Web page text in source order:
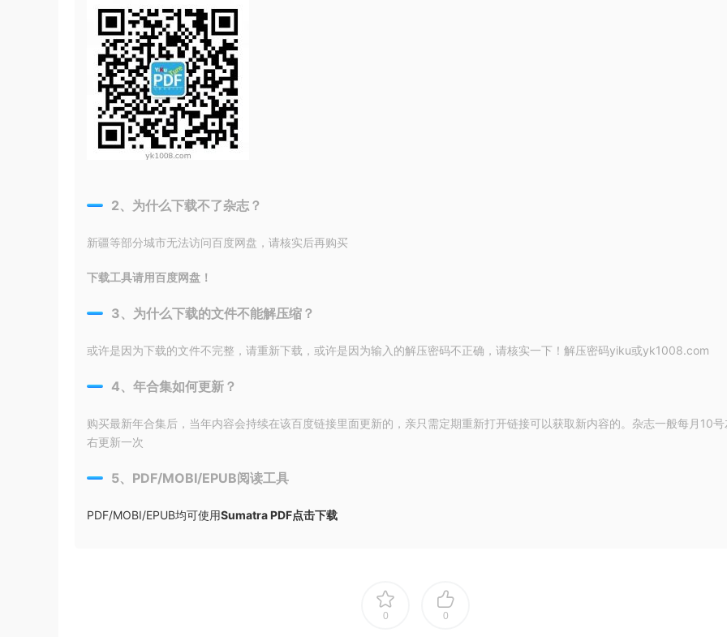
2、为什么下载不了杂志？
新疆等部分城市无法访问百度网盘，请核实后再购买
下载工具请用百度网盘！
3、为什么下载的文件不能解压缩？
或许是因为下载的文件不完整，请重新下载，或许是因为输入的解压密码不正确，请核实一下！解压密码yiku或yk1008.com
4、年合集如何更新？
购买最新年合集后，当年内容会持续在该百度链接里面更新的，亲只需定期重新打开链接可以获取新内容的。杂志一般每月10号
右更新一次
5、PDF/MOBI/EPUB阅读工具
PDF/MOBI/EPUB均可使用Sumatra PDF点击下载
0 0